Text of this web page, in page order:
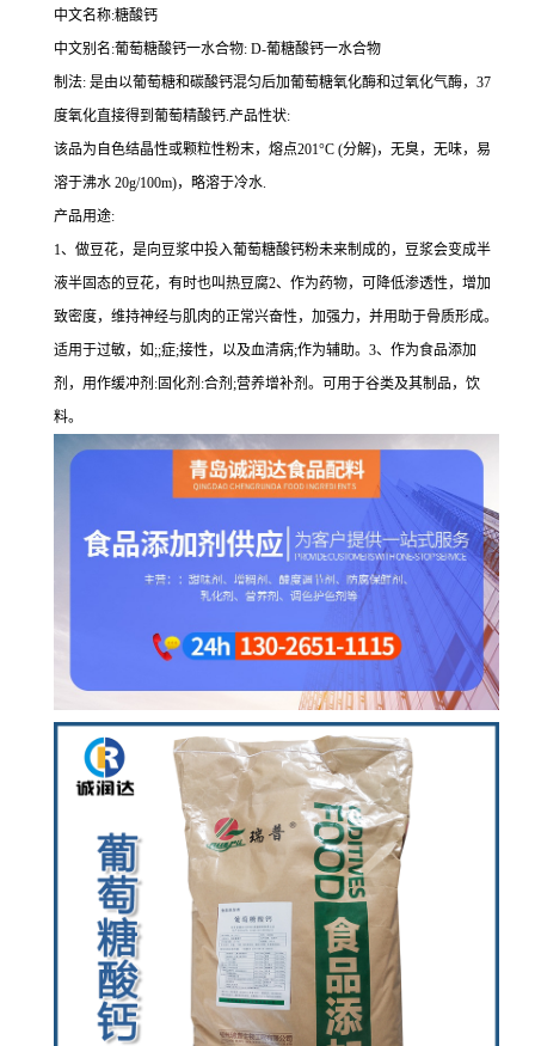
中文名称:糖酸钙
中文别名:葡萄糖酸钙一水合物: D-葡糖酸钙一水合物
制法: 是由以葡萄糖和碳酸钙混匀后加葡萄糖氧化酶和过氧化气酶，37
度氧化直接得到葡萄精酸钙.产品性状:
该品为自色结晶性或颗粒性粉末，熔点201°C (分解)，无臭，无味，易
溶于沸水 20g/100m)，略溶于冷水.
产品用途:
1、做豆花，是向豆浆中投入葡萄糖酸钙粉未来制成的，豆浆会变成半
液半固态的豆花，有时也叫热豆腐2、作为药物，可降低渗透性，增加
致密度，维持神经与肌肉的正常兴奋性，加强力，并用助于骨质形成。
适用于过敏，如;;症;接性，以及血清病;作为辅助。3、作为食品添加
剂，用作缓冲剂:固化剂:合剂;营养增补剂。可用于谷类及其制品，饮
料。